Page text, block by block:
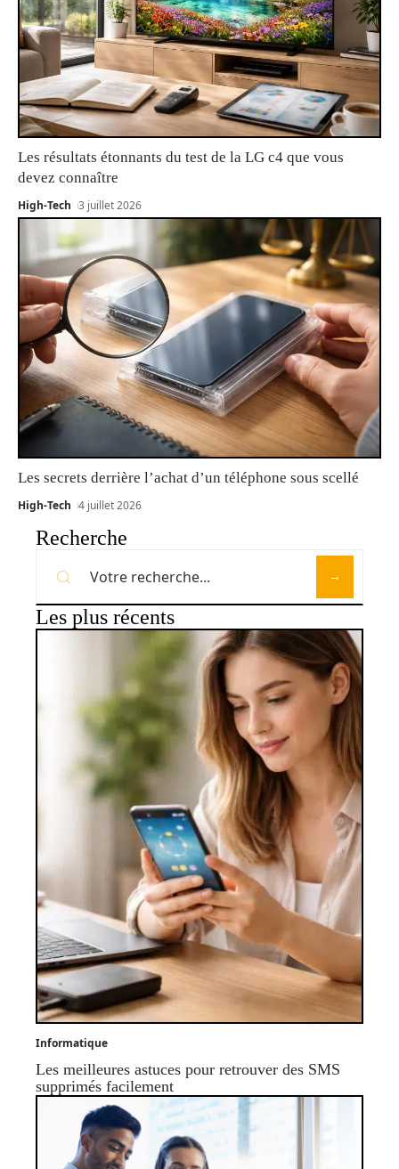
Les résultats étonnants du test de la LG c4 que vous
devez connaître
High-Tech 3 juillet 2026
Les secrets derrière l’achat d’un téléphone sous scellé
High-Tech 4 juillet 2026
Recherche
Les plus récents
Informatique
Les meilleures astuces pour retrouver des SMS
supprimés facilement